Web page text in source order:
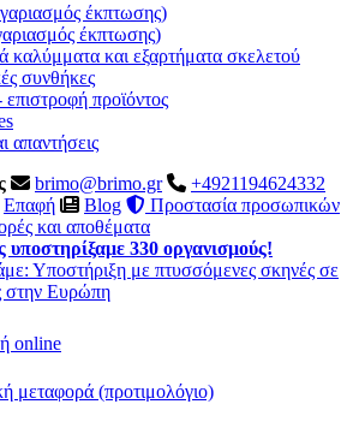
έκπτωσης)
έκπτωσης)
καλύμματα και εξαρτήματα σκελετού
συνθήκες
επιστροφή προϊόντος
απαντήσεις
brimo@brimo.gr
+4921194624332
Επαφή Blog
Προστασία προσωπικών
και αποθέματα
330 οργανισμούς!
online
μεταφορά (προτιμολόγιο)